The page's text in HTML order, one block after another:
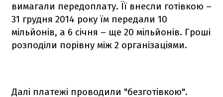
вимагали передоплату. Її внесли готівкою –
31 грудня 2014 року їм передали 10
мільйонів, а 6 січня – ще 20 мільйонів. Гроші
розподіли порівну між 2 організаціями.
Далі платежі проводили "безготівкою".